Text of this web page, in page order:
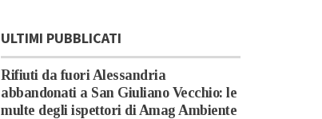
ULTIMI PUBBLICATI
Rifiuti da fuori Alessandria
abbandonati a San Giuliano Vecchio: le
multe degli ispettori di Amag Ambiente